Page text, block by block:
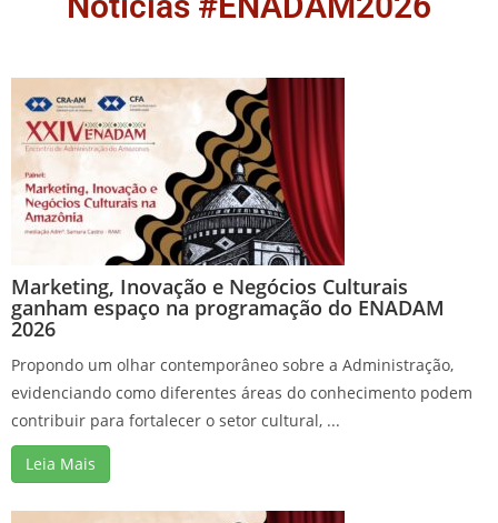
Marketing, Inovação e Negócios Culturais
ganham espaço na programação do ENADAM
2026
Propondo um olhar contemporâneo sobre a Administração,
evidenciando como diferentes áreas do conhecimento podem
contribuir para fortalecer o setor cultural, ...
Leia Mais